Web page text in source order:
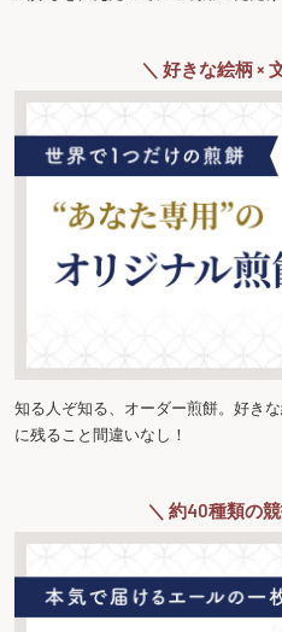
＼ 好きな絵柄 ×
知る人ぞ知る、オーダー煎餅。好き
に残ること間違いなし！
＼ 約40種類の